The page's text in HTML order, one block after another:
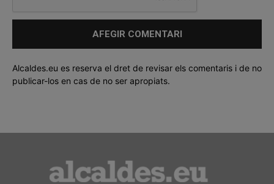
Alcaldes.eu es reserva el dret de revisar els comentaris i de no
publicar-los en cas de no ser apropiats.